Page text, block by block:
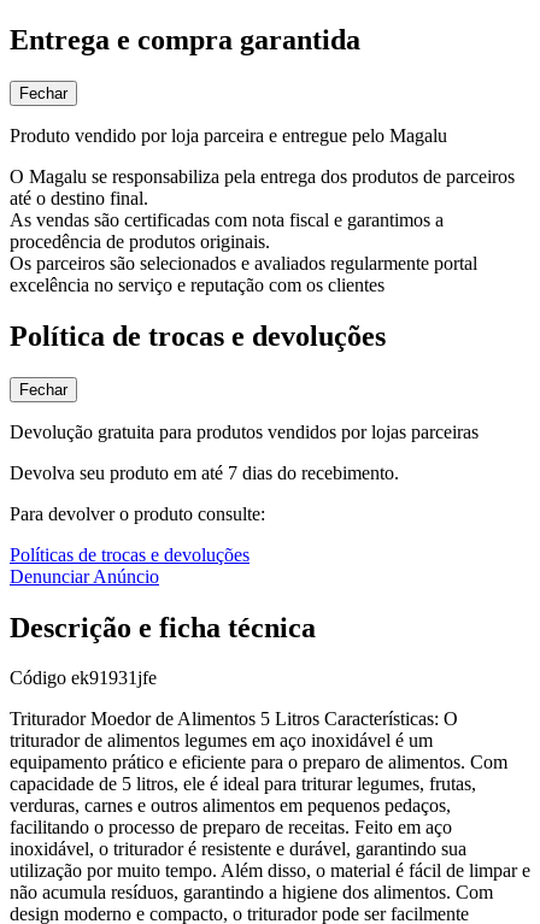
Entrega e compra garantida
Fechar
Produto vendido por loja parceira e entregue pelo Magalu
O Magalu se responsabiliza pela entrega dos produtos de parceiros
até o destino final.
As vendas são certificadas com nota fiscal e garantimos a
procedência de produtos originais.
Os parceiros são selecionados e avaliados regularmente portal
excelência no serviço e reputação com os clientes
Política de trocas e devoluções
Fechar
Devolução gratuita para produtos vendidos por lojas parceiras
Devolva seu produto em até 7 dias do recebimento.
Para devolver o produto consulte:
Políticas de trocas e devoluções
Denunciar Anúncio
Descrição e ficha técnica
Código ek91931jfe
Triturador Moedor de Alimentos 5 Litros Características: O
triturador de alimentos legumes em aço inoxidável é um
equipamento prático e eficiente para o preparo de alimentos. Com
capacidade de 5 litros, ele é ideal para triturar legumes, frutas,
verduras, carnes e outros alimentos em pequenos pedaços,
facilitando o processo de preparo de receitas. Feito em aço
inoxidável, o triturador é resistente e durável, garantindo sua
utilização por muito tempo. Além disso, o material é fácil de limpar e
não acumula resíduos, garantindo a higiene dos alimentos. Com
design moderno e compacto, o triturador pode ser facilmente